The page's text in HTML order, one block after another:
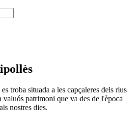
troba situada a les capçaleres dels rius
valuós patrimoni que va des de l'època
nostres dies.